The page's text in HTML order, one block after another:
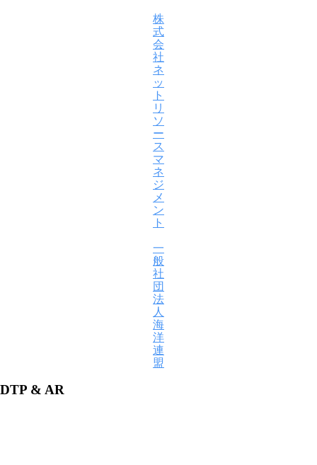
株
式
会
社
ネ
ッ
ト
リ
ソ
ー
ス
マ
ネ
ジ
メ
ン
ト
一
般
社
団
法
人
海
洋
連
盟
DTP & AR